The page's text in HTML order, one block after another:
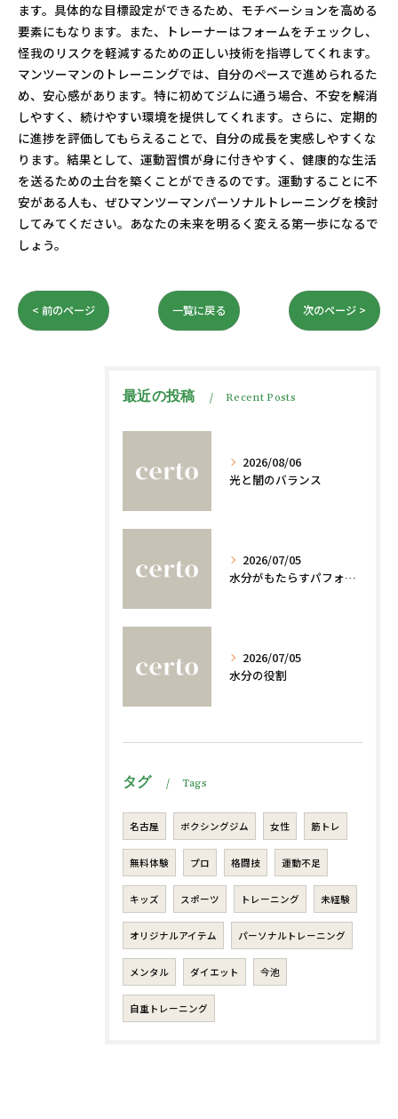
ます。具体的な目標設定ができるため、モチベーションを高める
要素にもなります。また、トレーナーはフォームをチェックし、
怪我のリスクを軽減するための正しい技術を指導してくれます。
マンツーマンのトレーニングでは、自分のペースで進められるた
め、安心感があります。特に初めてジムに通う場合、不安を解消
しやすく、続けやすい環境を提供してくれます。さらに、定期的
に進捗を評価してもらえることで、自分の成長を実感しやすくな
ります。結果として、運動習慣が身に付きやすく、健康的な生活
を送るための土台を築くことができるのです。運動することに不
安がある人も、ぜひマンツーマンパーソナルトレーニングを検討
してみてください。あなたの未来を明るく変える第一歩になるで
しょう。
< 前のページ 一覧に戻る 次のページ >
最近の投稿 Recent Posts
2026/08/06
光と闇のバランス
2026/07/05
水分がもたらすパフォーマンスへの影響
2026/07/05
水分の役割
タグ Tags
名古屋 ボクシングジム 女性 筋トレ
無料体験 プロ 格闘技 運動不足
キッズ スポーツ トレーニング 未経験
オリジナルアイテム パーソナルトレーニング
メンタル ダイエット 今池
自重トレーニング